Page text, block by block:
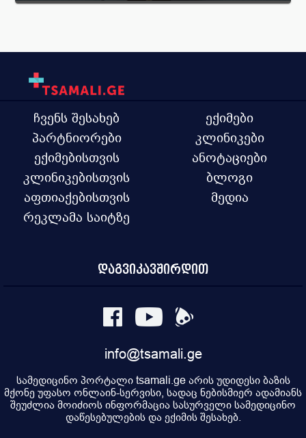
ჩვენს შესახებ
პარტნიორები
ექიმებისთვის
კლინიკებისთვის
აფთიაქებისთვის
რეკლამა საიტზე
ექიმები
კლინიკები
ანოტაციები
ბლოგი
მედია
დაგვიკავშირდით
info@tsamali.ge
სამედიცინო პორტალი tsamali.ge არის უდიდესი ბაზის
მქონე უფასო ონლაინ-სერვისი, სადაც ნებისმიერ ადამიანს
შეუძლია მოიძიოს ინფორმაცია სასურველი სამედიცინო
დაწესებულების და ექიმის შესახებ.